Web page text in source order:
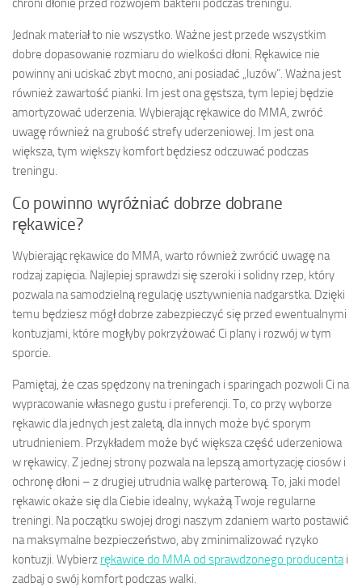
chroni dłonie przed rozwojem bakterii podczas treningu.
Jednak materiał to nie wszystko. Ważne jest przede wszystkim
dobre dopasowanie rozmiaru do wielkości dłoni. Rękawice nie
powinny ani uciskać zbyt mocno, ani posiadać „luzów”. Ważna jest
również zawartość pianki. Im jest ona gęstsza, tym lepiej będzie
amortyzować uderzenia. Wybierając rękawice do MMA, zwróć
uwagę również na grubość strefy uderzeniowej. Im jest ona
większa, tym większy komfort będziesz odczuwać podczas
treningu.
Co powinno wyróżniać dobrze dobrane
rękawice?
Wybierając rękawice do MMA, warto również zwrócić uwagę na
rodzaj zapięcia. Najlepiej sprawdzi się szeroki i solidny rzep, który
pozwala na samodzielną regulację usztywnienia nadgarstka. Dzięki
temu będziesz mógł dobrze zabezpieczyć się przed ewentualnymi
kontuzjami, które mogłyby pokrzyżować Ci plany i rozwój w tym
sporcie.
Pamiętaj, że czas spędzony na treningach i sparingach pozwoli Ci na
wypracowanie własnego gustu i preferencji. To, co przy wyborze
rękawic dla jednych jest zaletą, dla innych może być sporym
utrudnieniem. Przykładem może być większa część uderzeniowa
w rękawicy. Z jednej strony pozwala na lepszą amortyzację ciosów i
ochronę dłoni – z drugiej utrudnia walkę parterową. To, jaki model
rękawic okaże się dla Ciebie idealny, wykażą Twoje regularne
treningi. Na początku swojej drogi naszym zdaniem warto postawić
na maksymalne bezpieczeństwo, aby zminimalizować ryzyko
kontuzji. Wybierz rękawice do MMA od sprawdzonego producentai
zadbaj o swój komfort podczas walki.